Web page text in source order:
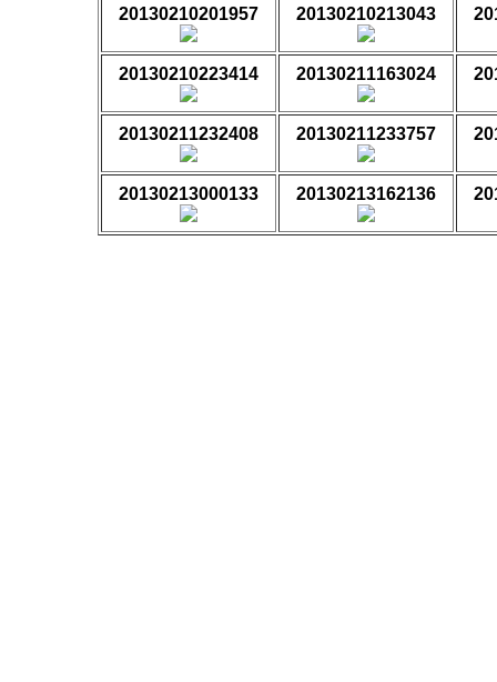
20130210201957 20130210213043
20130210223414 20130211163024
20130211232408 20130211233757
20130213000133 20130213162136